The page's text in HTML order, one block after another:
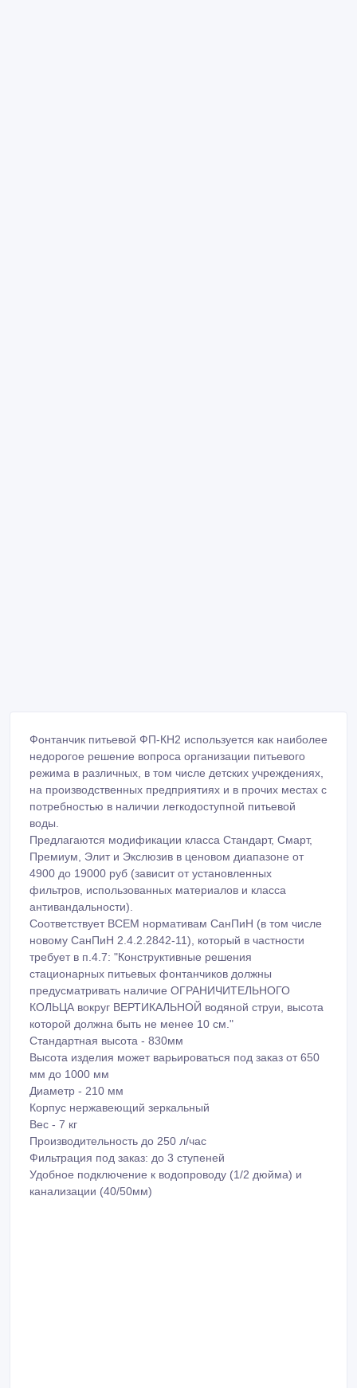
Фонтанчик питьевой ФП-КН2 используется как наиболее
недорогое решение вопроса организации питьевого
режима в различных, в том числе детских учреждениях,
на производственных предприятиях и в прочих местах с
потребностью в наличии легкодоступной питьевой
воды.
Предлагаются модификации класса Стандарт, Смарт,
Премиум, Элит и Экслюзив в ценовом диапазоне от
4900 до 19000 руб (зависит от установленных
фильтров, использованных материалов и класса
антивандальности).
Соответствует ВСЕМ нормативам СанПиН (в том числе
новому СанПиН 2.4.2.2842-11), который в частности
требует в п.4.7: "Конструктивные решения
стационарных питьевых фонтанчиков должны
предусматривать наличие ОГРАНИЧИТЕЛЬНОГО
КОЛЬЦА вокруг ВЕРТИКАЛЬНОЙ водяной струи, высота
которой должна быть не менее 10 см."
Стандартная высота - 830мм
Высота изделия может варьироваться под заказ от 650
мм до 1000 мм
Диаметр - 210 мм
Корпус нержавеющий зеркальный
Вес - 7 кг
Производительность до 250 л/час
Фильтрация под заказ: до 3 ступеней
Удобное подключение к водопроводу (1/2 дюйма) и
канализации (40/50мм)